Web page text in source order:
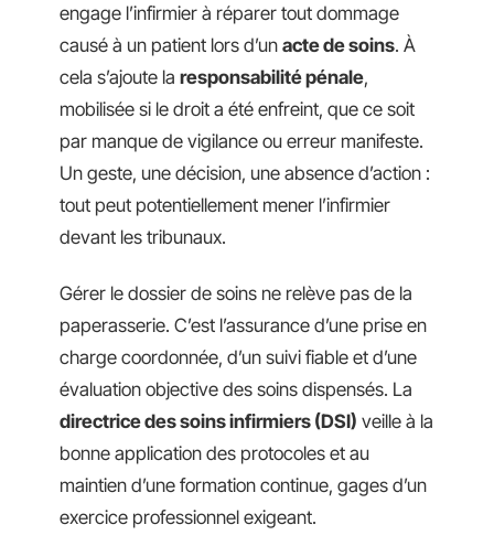
engage l’infirmier à réparer tout dommage
causé à un patient lors d’un acte de soins. À
cela s’ajoute la responsabilité pénale,
mobilisée si le droit a été enfreint, que ce soit
par manque de vigilance ou erreur manifeste.
Un geste, une décision, une absence d’action :
tout peut potentiellement mener l’infirmier
devant les tribunaux.
Gérer le dossier de soins ne relève pas de la
paperasserie. C’est l’assurance d’une prise en
charge coordonnée, d’un suivi fiable et d’une
évaluation objective des soins dispensés. La
directrice des soins infirmiers (DSI) veille à la
bonne application des protocoles et au
maintien d’une formation continue, gages d’un
exercice professionnel exigeant.